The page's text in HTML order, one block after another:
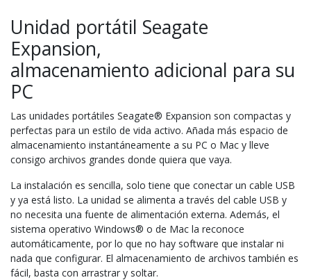
Unidad portátil Seagate
Expansion,
almacenamiento adicional para su
PC
Las unidades portátiles Seagate® Expansion son compactas y
perfectas para un estilo de vida activo. Añada más espacio de
almacenamiento instantáneamente a su PC o Mac y lleve
consigo archivos grandes donde quiera que vaya.
La instalación es sencilla, solo tiene que conectar un cable USB
y ya está listo. La unidad se alimenta a través del cable USB y
no necesita una fuente de alimentación externa. Además, el
sistema operativo Windows® o de Mac la reconoce
automáticamente, por lo que no hay software que instalar ni
nada que configurar. El almacenamiento de archivos también es
fácil, basta con arrastrar y soltar.